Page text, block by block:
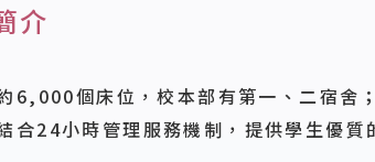
介
6,000個床位，校本部有第一、二宿舍
合24小時管理服務機制，提供學生優質